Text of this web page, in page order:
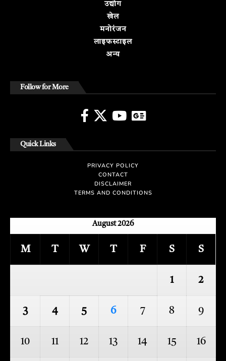
उद्योग
खेल
मनोरंजन
लाइफस्टाइल
अन्य
Follow for More
Quick Links
PRIVACY POLICY
CONTACT
DISCLAIMER
TERMS AND CONDITIONS
August 2026
M T W T F S S
1 2
3 4 5 6 7 8 9
10 11 12 13 14 15 16